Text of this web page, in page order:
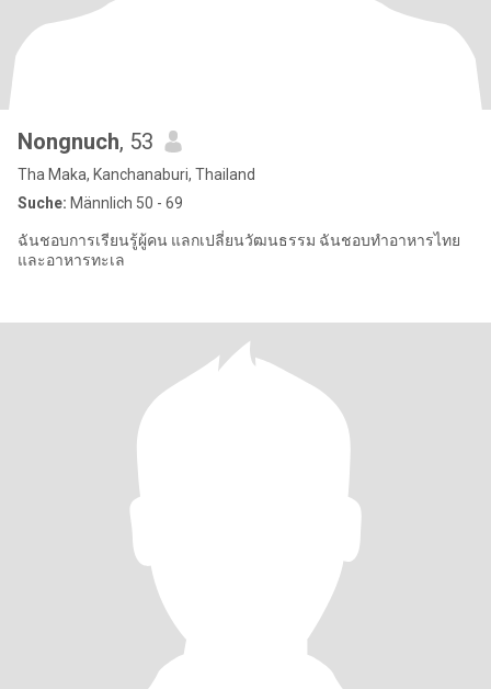
Nongnuch, 53
Tha Maka, Kanchanaburi, Thailand
Suche: Männlich 50 - 69
ฉันชอบการเรียนรู้ผู้คน แลกเปลี่ยนวัฒนธรรม ฉันชอบทำอาหารไทย
และอาหารทะเล